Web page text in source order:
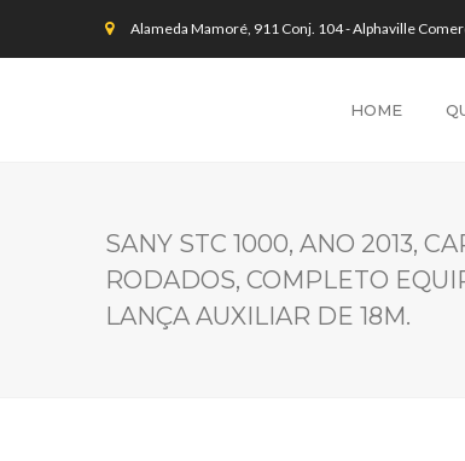
Alameda Mamoré, 911 Conj. 104 - Alphaville
HOME
SANY STC 1000, ANO 2013,
RODADOS, COMPLETO
LANÇA AUXILIAR DE 18M.